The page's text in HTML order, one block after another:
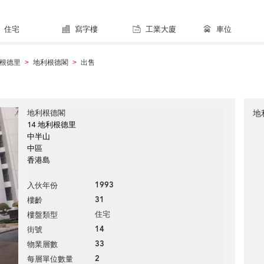
住宅 寫字樓 工業大廈 車位
德里 > 地利根德閣 > 出售
地利根德閣
14 地利根德里
中半山
中區
香港島
入伙年份 1993
樓齡 31
樓盤類型 住宅
街號 14
物業層數 33
每層單位數量 2
地